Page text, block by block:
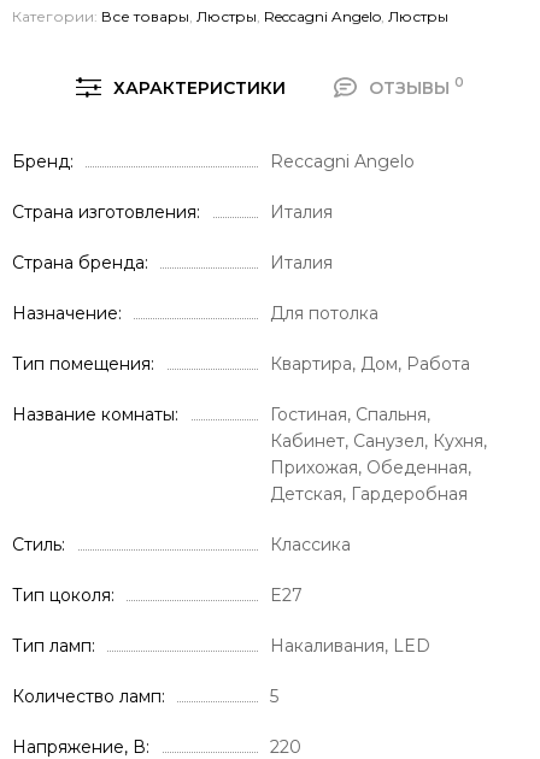
Категории: Все товары Люстры Reccagni Angelo Люстры
ХАРАКТЕРИСТИКИ ОТЗЫВЫ 0
Бренд Reccagni Angelo
Страна изготовления Италия
Страна бренда Италия
Назначение Для потолка
Тип помещения Квартира, Дом, Работа
Название комнаты
Гостиная, Спальня,
Кабинет, Санузел, Кухня,
Прихожая, Обеденная,
Детская, Гардеробная
Стиль Классика
Тип цоколя E27
Тип ламп Накаливания, LED
Количество ламп 5
Напряжение, В 220